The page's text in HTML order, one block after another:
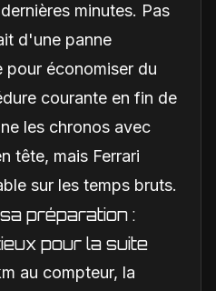
minutes. Pas
d'une panne
économiser du
courante en fin de
les chronos avec
tête, mais Ferrari
sur les temps bruts.
préparation :
pour la suite
au compteur, la